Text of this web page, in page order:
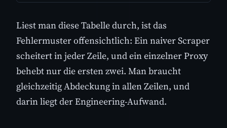
Liest man diese Tabelle durch, ist das
Fehlermuster offensichtlich: Ein naiver Scraper
scheitert in jeder Zeile, und ein einzelner Proxy
behebt nur die ersten zwei. Man braucht
gleichzeitig Abdeckung in allen Zeilen, und
darin liegt der Engineering-Aufwand.